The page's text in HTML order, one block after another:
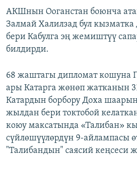
АКШнын Ооганстан боюнча
Залмай Халилзад бул
бери Кабулга эң жемиштүү
билдирди.
68 жаштагы дипломат кошуна
ары Катарга жөнөп жатканын
Катардын борбору Доха
жылдан бери токтобой
коюу максатында «Талибан»
сүйлөшүүлөрдүн 9-айлампасы
"Талибандын" саясий кеңсеси